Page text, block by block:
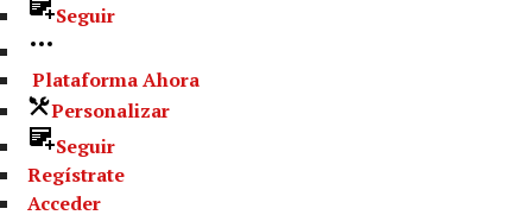
Seguir
Plataforma Ahora
Personalizar
Seguir
Regístrate
Acceder